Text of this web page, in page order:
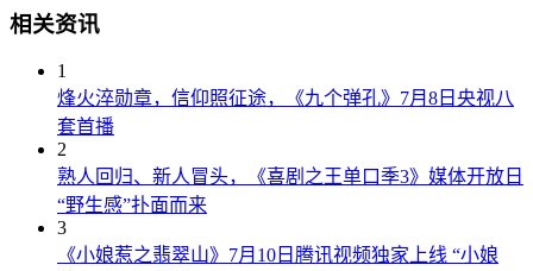
相关资讯
1
烽火淬勋章，信仰照征途，《九个弹孔》7月8日央视八
套首播
2
熟人回归、新人冒头，《喜剧之王单口季3》媒体开放日
“野生感”扑面而来
3
《小娘惹之翡翠山》7月10日腾讯视频独家上线 “小娘